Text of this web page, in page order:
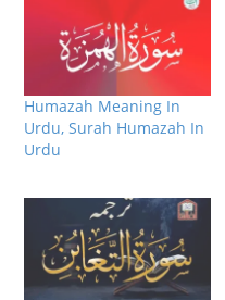
Humazah Meaning In
Urdu, Surah Humazah In
Urdu